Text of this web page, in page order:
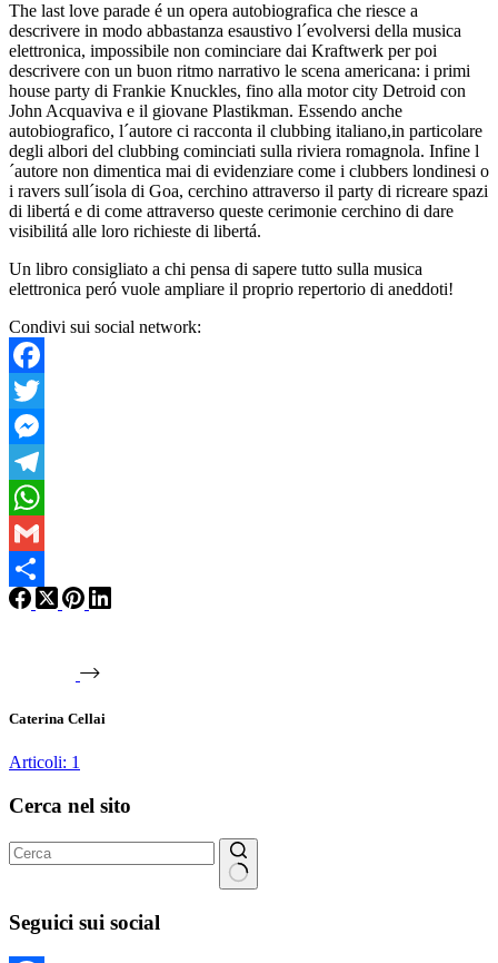
The last love parade é un opera autobiografica che riesce a
descrivere in modo abbastanza esaustivo l´evolversi della musica
elettronica, impossibile non cominciare dai Kraftwerk per poi
descrivere con un buon ritmo narrativo le scena americana: i primi
house party di Frankie Knuckles, fino alla motor city Detroid con
John Acquaviva e il giovane Plastikman. Essendo anche
autobiografico, l´autore ci racconta il clubbing italiano,in particolare
degli albori del clubbing cominciati sulla riviera romagnola. Infine l
´autore non dimentica mai di evidenziare come i clubbers londinesi o
i ravers sull´isola di Goa, cerchino attraverso il party di ricreare spazi
di libertá e di come attraverso queste cerimonie cerchino di dare
visibilitá alle loro richieste di libertá.
Un libro consigliato a chi pensa di sapere tutto sulla musica
elettronica peró vuole ampliare il proprio repertorio di aneddoti!
Condivi sui social network:
Facebook
Twitter
Messenger
Telegram
WhatsApp
Gmail
Condividi
Caterina Cellai
Articoli: 1
Cerca nel sito
risultato
Seguici sui social